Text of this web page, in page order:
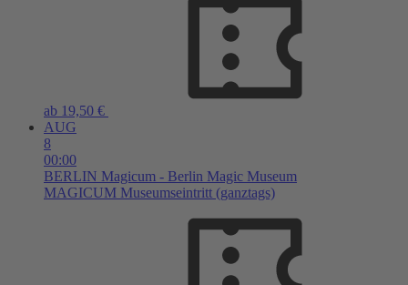
ab 19,50 €
AUG
8
00:00
BERLIN Magicum - Berlin Magic Museum
MAGICUM Museumseintritt (ganztags)